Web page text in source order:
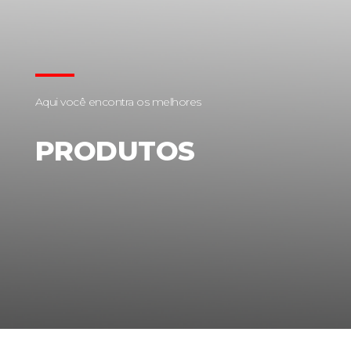
Aqui você encontra os melhores
PRODUTOS